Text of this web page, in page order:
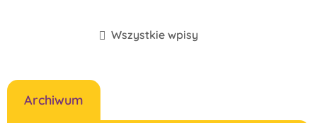
Wszystkie wpisy
Archiwum